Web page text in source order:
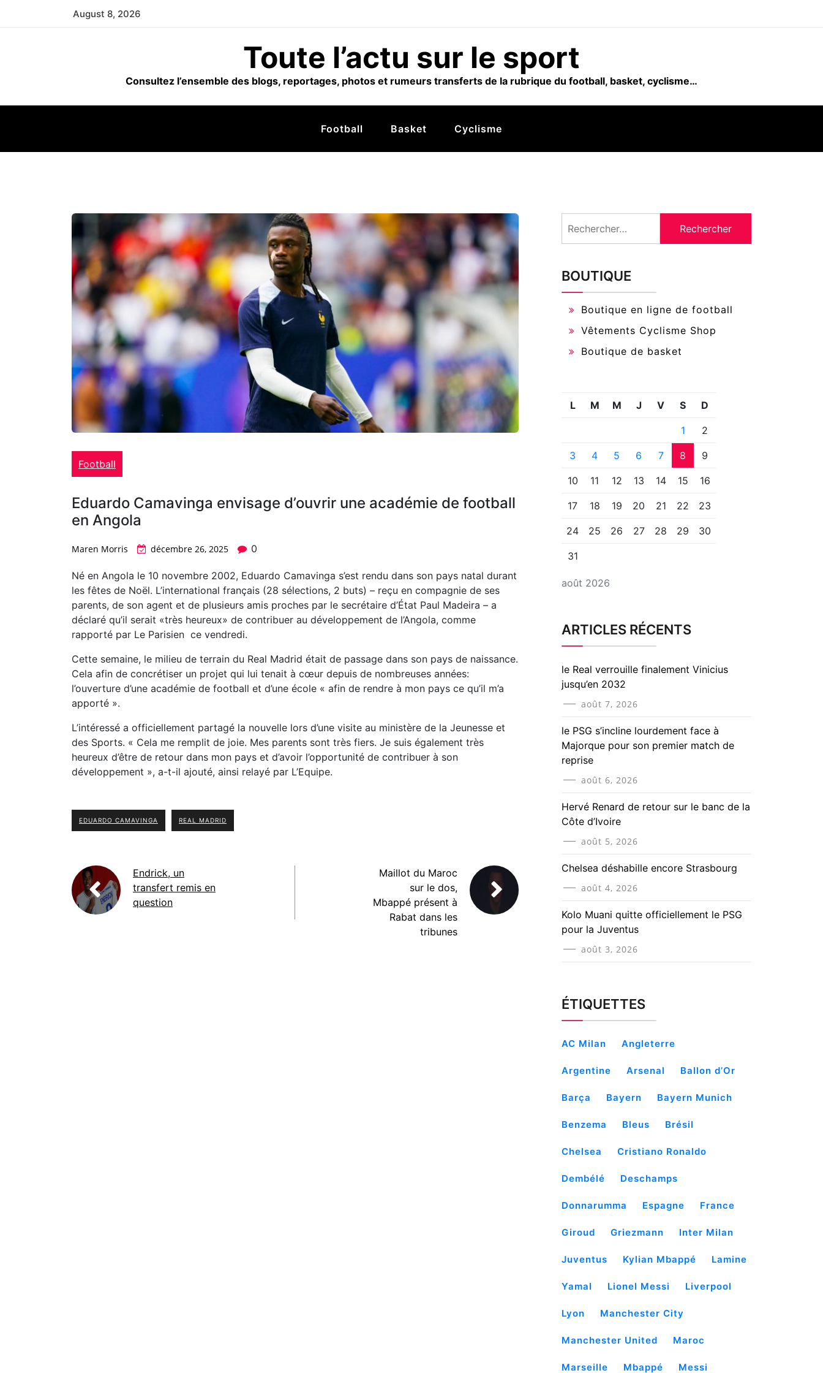
August 8, 2026
Toute l’actu sur le sport
Consultez l’ensemble des blogs, reportages, photos et rumeurs transferts de la rubrique du football, basket, cyclisme…
Football Basket Cyclisme
Football
Eduardo Camavinga envisage d’ouvrir une académie de football
en Angola
Maren Morris décembre 26, 2025 0
Né en Angola le 10 novembre 2002, Eduardo Camavinga s’est rendu dans son pays natal durant
les fêtes de Noël. L’international français (28 sélections, 2 buts) – reçu en compagnie de ses
parents, de son agent et de plusieurs amis proches par le secrétaire d’État Paul Madeira – a
déclaré qu’il serait «très heureux» de contribuer au développement de l’Angola, comme
rapporté par Le Parisien ce vendredi.
Cette semaine, le milieu de terrain du Real Madrid était de passage dans son pays de naissance.
Cela afin de concrétiser un projet qui lui tenait à cœur depuis de nombreuses années:
l’ouverture d’une académie de football et d’une école « afin de rendre à mon pays ce qu’il m’a
apporté ».
L’intéressé a officiellement partagé la nouvelle lors d’une visite au ministère de la Jeunesse et
des Sports. « Cela me remplit de joie. Mes parents sont très fiers. Je suis également très
heureux d’être de retour dans mon pays et d’avoir l’opportunité de contribuer à son
développement », a-t-il ajouté, ainsi relayé par L’Equipe.
EDUARDO CAMAVINGA REAL MADRID
Endrick, un
transfert remis en
question
Maillot du Maroc
sur le dos,
Mbappé présent à
Rabat dans les
tribunes
BOUTIQUE
Boutique en ligne de football
Vêtements Cyclisme Shop
Boutique de basket
août 2026
L M M J V S D
1 2
3 4 5 6 7 8 9
10 11 12 13 14 15 16
17 18 19 20 21 22 23
24 25 26 27 28 29 30
31
ARTICLES RÉCENTS
le Real verrouille finalement Vinicius
jusqu’en 2032
août 7, 2026
le PSG s’incline lourdement face à
Majorque pour son premier match de
reprise
août 6, 2026
Hervé Renard de retour sur le banc de la
Côte d’Ivoire
août 5, 2026
Chelsea déshabille encore Strasbourg
août 4, 2026
Kolo Muani quitte officiellement le PSG
pour la Juventus
août 3, 2026
ÉTIQUETTES
AC Milan Angleterre
Argentine Arsenal Ballon d’Or
Barça Bayern Bayern Munich
Benzema Bleus Brésil
Chelsea Cristiano Ronaldo
Dembélé Deschamps
Donnarumma Espagne France
Giroud Griezmann Inter Milan
Juventus Kylian Mbappé Lamine
Yamal Lionel Messi Liverpool
Lyon Manchester City
Manchester United Maroc
Marseille Mbappé Messi